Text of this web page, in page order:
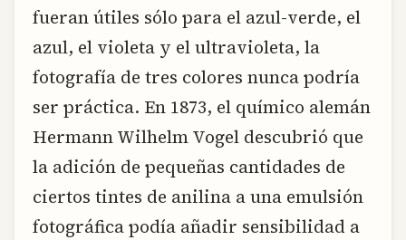
fueran útiles sólo para el azul-verde, el
azul, el violeta y el ultravioleta, la
fotografía de tres colores nunca podría
ser práctica. En 1873, el químico alemán
Hermann Wilhelm Vogel descubrió que
la adición de pequeñas cantidades de
ciertos tintes de anilina a una emulsión
fotográfica podía añadir sensibilidad a